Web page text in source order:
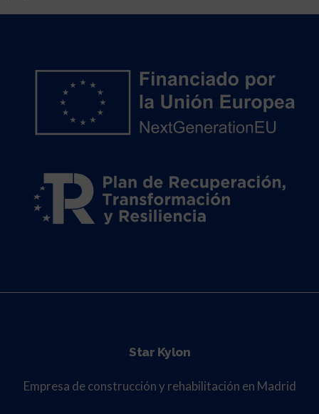
Star Kylon
Empresa de construcción y rehabilitación en Madrid